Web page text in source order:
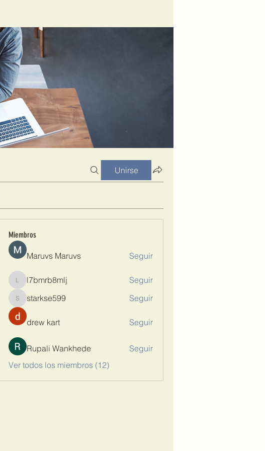
Unirse
Miembros
Maruvs Maruvs Seguir
l7bmrb8mlj
l7bmrb8mlj Seguir
starkse599
starkse599 Seguir
drew kart Seguir
Rupali Wankhede
Seguir
Ver todos los miembros (12)